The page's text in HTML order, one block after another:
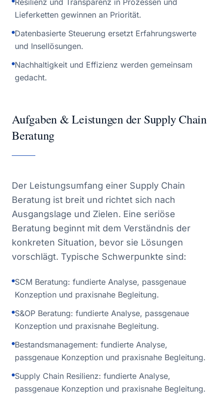
Resilienz und Transparenz in Prozessen und
Lieferketten gewinnen an Priorität.
Datenbasierte Steuerung ersetzt Erfahrungswerte
und Insellösungen.
Nachhaltigkeit und Effizienz werden gemeinsam
gedacht.
Aufgaben & Leistungen der Supply Chain
Beratung
Der Leistungsumfang einer Supply Chain
Beratung ist breit und richtet sich nach
Ausgangslage und Zielen. Eine seriöse
Beratung beginnt mit dem Verständnis der
konkreten Situation, bevor sie Lösungen
vorschlägt. Typische Schwerpunkte sind:
SCM Beratung: fundierte Analyse, passgenaue
Konzeption und praxisnahe Begleitung.
S&OP Beratung: fundierte Analyse, passgenaue
Konzeption und praxisnahe Begleitung.
Bestandsmanagement: fundierte Analyse,
passgenaue Konzeption und praxisnahe Begleitung.
Supply Chain Resilienz: fundierte Analyse,
passgenaue Konzeption und praxisnahe Begleitung.